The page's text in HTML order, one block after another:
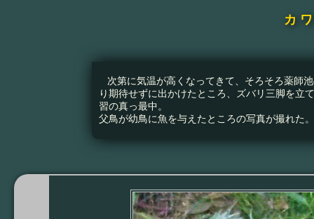
カ
次第に気温が高くなってきて、そろそろ薬師
り期待せずに出かけたところ、ズバリ三脚を立
習の真っ最中。
父鳥が幼鳥に魚を与えたところの写真が撮れた